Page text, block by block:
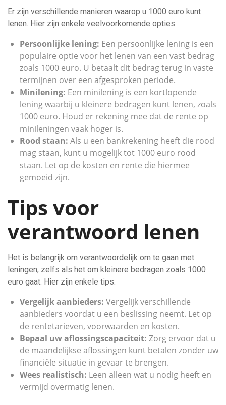
Er zijn verschillende manieren waarop u 1000 euro kunt
lenen. Hier zijn enkele veelvoorkomende opties:
Persoonlijke lening: Een persoonlijke lening is een
populaire optie voor het lenen van een vast bedrag
zoals 1000 euro. U betaalt dit bedrag terug in vaste
termijnen over een afgesproken periode.
Minilening: Een minilening is een kortlopende
lening waarbij u kleinere bedragen kunt lenen, zoals
1000 euro. Houd er rekening mee dat de rente op
minileningen vaak hoger is.
Rood staan: Als u een bankrekening heeft die rood
mag staan, kunt u mogelijk tot 1000 euro rood
staan. Let op de kosten en rente die hiermee
gemoeid zijn.
Tips voor
verantwoord lenen
Het is belangrijk om verantwoordelijk om te gaan met
leningen, zelfs als het om kleinere bedragen zoals 1000
euro gaat. Hier zijn enkele tips:
Vergelijk aanbieders: Vergelijk verschillende
aanbieders voordat u een beslissing neemt. Let op
de rentetarieven, voorwaarden en kosten.
Bepaal uw aflossingscapaciteit: Zorg ervoor dat u
de maandelijkse aflossingen kunt betalen zonder uw
financiële situatie in gevaar te brengen.
Wees realistisch: Leen alleen wat u nodig heeft en
vermijd overmatig lenen.